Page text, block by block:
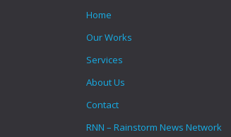
Home
Our Works
Services
About Us
Contact
RNN – Rainstorm News Network